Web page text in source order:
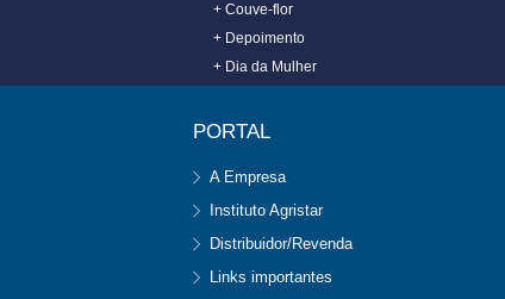
+ Couve-flor
+ Depoimento
+ Dia da Mulher
+ Distribuidor
+ Encontro dos Técnicos
+ Especialidades
+ ETEC
+ Evento
PORTAL
A Empresa
Instituto Agristar
Distribuidor/Revenda
Links importantes